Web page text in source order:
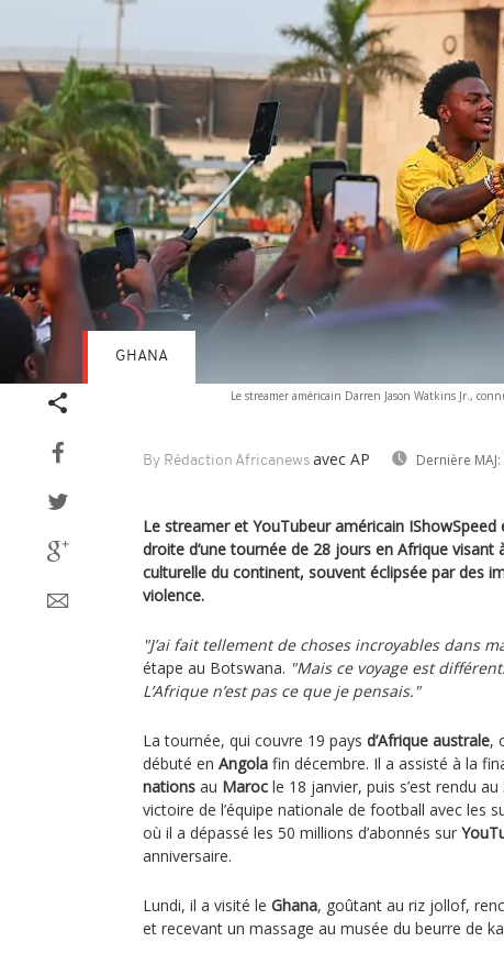
Le streamer américain Darren Jason Watkins Jr.,
By Rédaction Africanews avec AP Dernière MAJ:
GHANA
Le streamer et YouTubeur américain IShowSpeed
droite d’une tournée de 28 jours en Afrique
culturelle du continent, souvent éclipsée par des
violence.
"J’ai fait tellement de choses incroyables dans
étape au Botswana. "Mais ce voyage est
L’Afrique n’est pas ce que je pensais."
La tournée, qui couvre 19 pays d’Afrique australe,
débuté en Angola fin décembre. Il a assisté à la
nations au Maroc le 18 janvier, puis s’est rendu au
victoire de l’équipe nationale de football avec les
où il a dépassé les 50 millions d’abonnés sur
anniversaire.
Lundi, il a visité le Ghana, goûtant au riz jollof,
et recevant un massage au musée du beurre de